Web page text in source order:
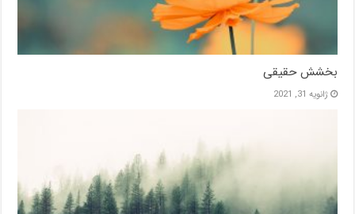
بخشش حقیقی
ژانویه 31, 2021